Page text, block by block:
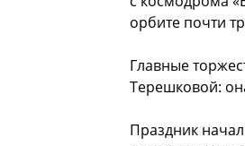
орбите почти
Главные
Терешковой:
Праздник